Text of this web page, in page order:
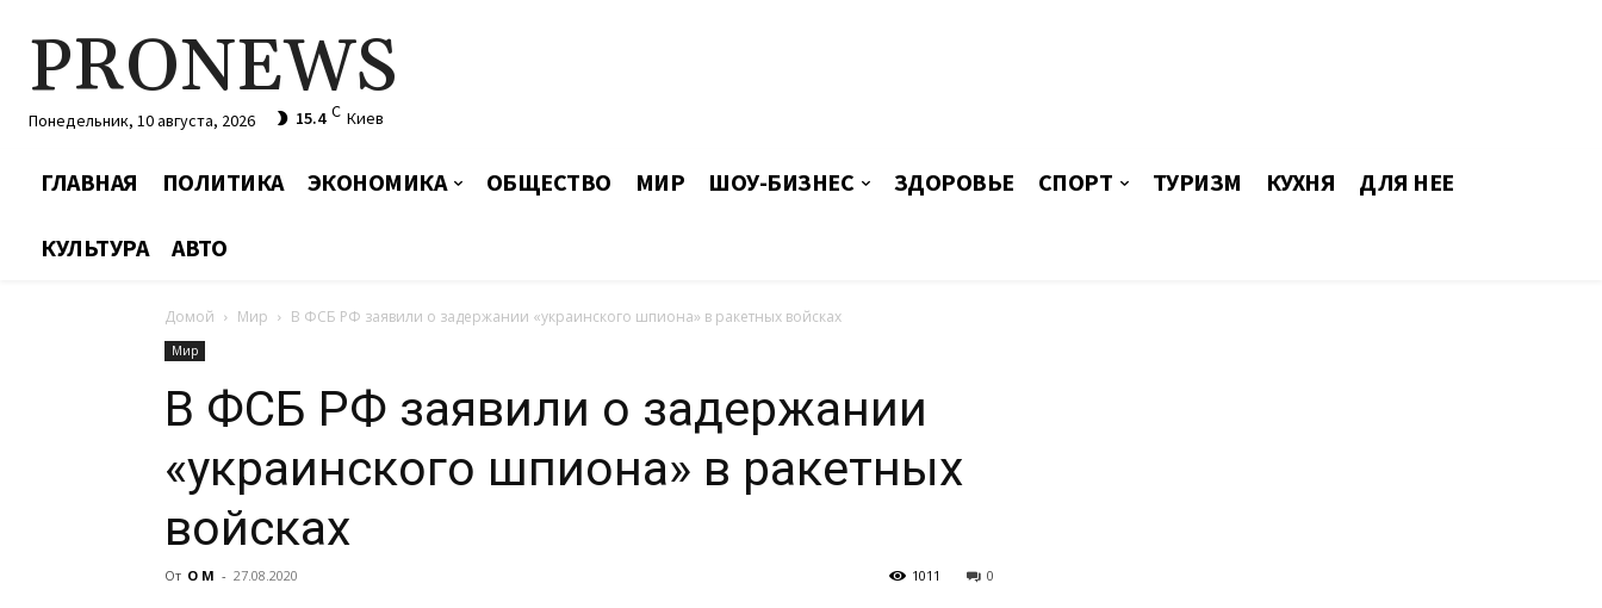
PRONEWS
Понедельник, 10 августа, 2026 15.4 C Киев
ГЛАВНАЯ ПОЛИТИКА ЭКОНОМИКА ОБЩЕСТВО МИР ШОУ-БИЗНЕС ЗДОРОВЬЕ СПОРТ ТУРИЗМ КУХНЯ ДЛЯ НЕЕ
КУЛЬТУРА АВТО
Домой Мир В ФСБ РФ заявили о задержании «украинского шпиона» в ракетных войсках
Мир
В ФСБ РФ заявили о задержании
«украинского шпиона» в ракетных
войсках
От О М - 27.08.2020 0
1011